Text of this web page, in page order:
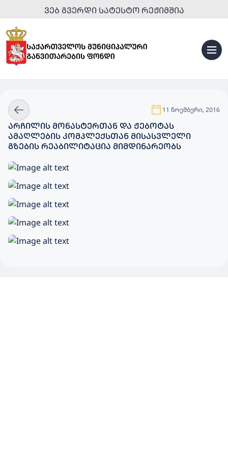
ᲕᲔᲑ ᲒᲕᲔᲠᲓᲘ ᲡᲐᲢᲔᲡᲢᲝ ᲠᲔᲟᲘᲛᲨᲘᲐ
11 ნოემბერი, 2016
ᲐᲠᲩᲘᲚᲘᲡ ᲛᲝᲜᲐᲡᲢᲔᲠᲗᲐᲜ ᲓᲐ ᲟᲔᲑᲝᲢᲐᲡ
ᲐᲛᲐᲦᲚᲔᲑᲘᲡ ᲙᲝᲛᲞᲚᲔᲥᲡᲗᲐᲜ ᲛᲘᲡᲐᲡᲕᲚᲔᲚᲘ
ᲒᲖᲔᲑᲘᲡ ᲠᲔᲐᲑᲘᲚᲘᲢᲐᲪᲘᲐ ᲛᲘᲛᲓᲘᲜᲐᲠᲔᲝᲑᲡ